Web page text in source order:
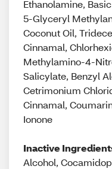
Ethanolamine,
5-Glyceryl
Coconut Oil,
Cinnamal,
Methylamino-4-
Salicylate, Benzyl
Cetrimonium
Cinnamal,
Ionone
Inactive
Alcohol,